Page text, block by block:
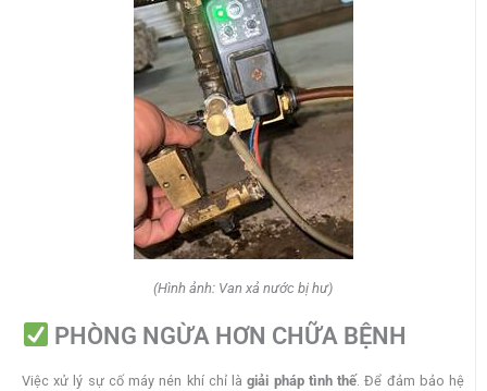
(Hình ảnh: Van xả nước bị hư)
PHÒNG NGỪA HƠN CHỮA BỆNH
Việc xử lý sự cố máy nén khí chỉ làgiải pháp tình thế. Để đảm bảo hệ